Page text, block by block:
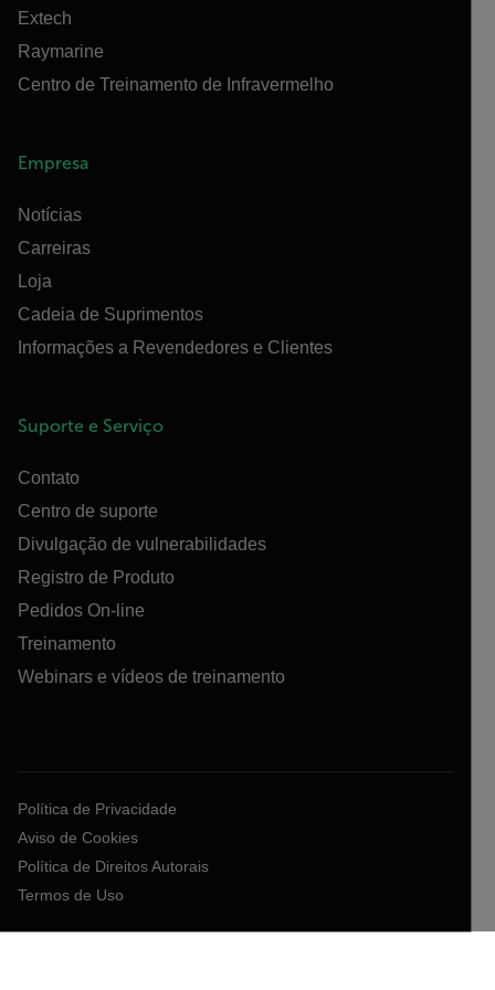
Extech
Raymarine
Centro de Treinamento de Infravermelho
Empresa
Notícias
Carreiras
Loja
Cadeia de Suprimentos
Informações a Revendedores e Clientes
Suporte e Serviço
Contato
Centro de suporte
Divulgação de vulnerabilidades
Registro de Produto
Pedidos On-line
Treinamento
Webinars e vídeos de treinamento
Política de Privacidade
Aviso de Cookies
Política de Direitos Autorais
Termos de Uso